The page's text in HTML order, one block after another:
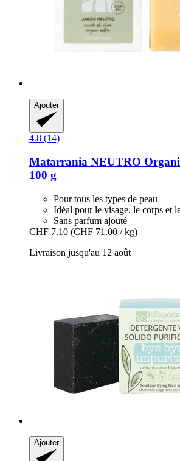
Ajouter
4.8 (14)
Matarrania NEUTRO
100 g
Pour tous les types de peau
Idéal pour le visage, le corps et
Sans parfum ajouté
CHF 7.10 (CHF 71.00 / kg)
Livraison jusqu'au 12 août
Ajouter